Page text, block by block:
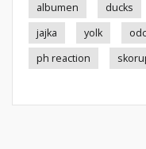
albumen
ducks
jajka
yolk
ph reaction